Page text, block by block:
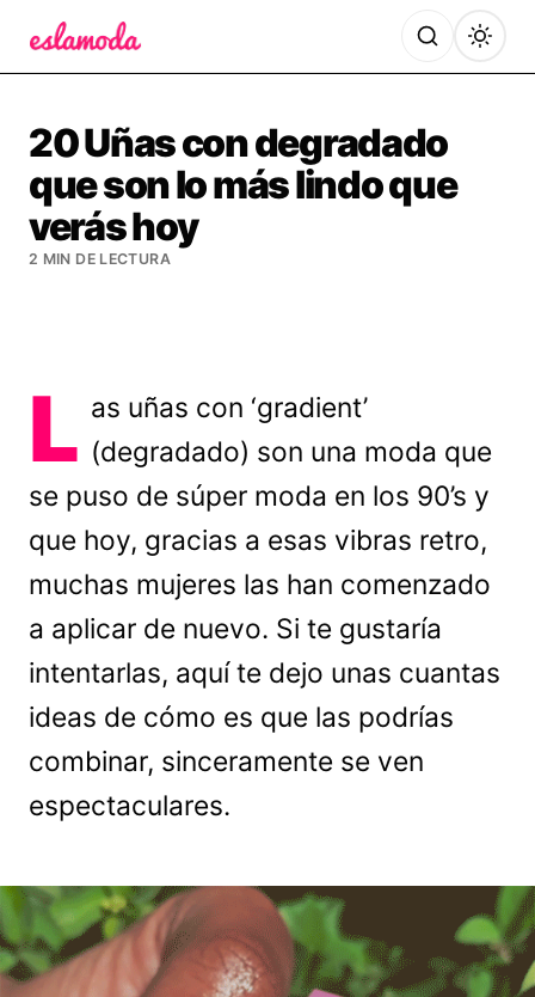
20 Uñas con degradado
que son lo más lindo que
verás hoy
2 MIN DE LECTURA
L as uñas con ‘gradient’
(degradado) son una moda que
se puso de súper moda en los 90’s y
que hoy, gracias a esas vibras retro,
muchas mujeres las han comenzado
a aplicar de nuevo. Si te gustaría
intentarlas, aquí te dejo unas cuantas
ideas de cómo es que las podrías
combinar, sinceramente se ven
espectaculares.